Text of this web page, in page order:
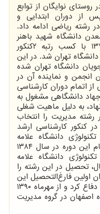
انصاری در شهریور ماه ۱۳۵۲ در روستای نوایگان از توابع
از دوران ابتدایی و
رشته ریاضی ادامه داد.
معدن دانشگاه شهید باهنر
کرمان پذیرفته شد. در سال ۱۳۷۵ با کسب رتبه ۲کنکور
تهران شد. در این
دانشگاه تهران شده
این انجمن و نماینده آن در
اتمام دوران کارشناسی
عنوان عضو جهاد دانشگاهی مشغول به
به دلیل ماهیت شغلی
مدیریت را انتخاب
یکبار دیگر در کنکور کارشناسی ارشد
دانشگاه علامه
طباطبایی پذیرفته شد. پس از اتمام این دوره در سال ۱۳۸۴
دانشگاه علامه
تحصیل در این رشته را
بهمن ماه ۱۳۸۹به عنوان اولین فارغ‌التحصیل این
رشته در ایران از رساله دکتری خود دفاع کرد و از مهرماه ۱۳۹۰
اصفهان در گروه مدیریت